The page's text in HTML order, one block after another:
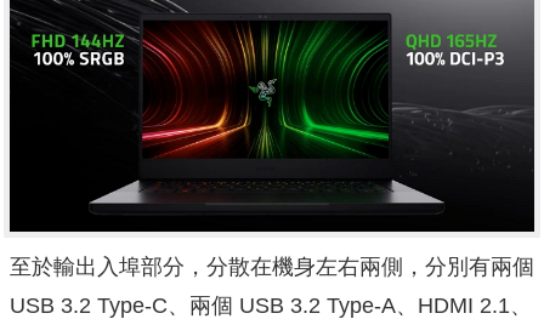
至於輸出入埠部分，分散在機身左右兩側，分別有兩個
USB 3.2 Type-C、兩個 USB 3.2 Type-A、HDMI 2.1、